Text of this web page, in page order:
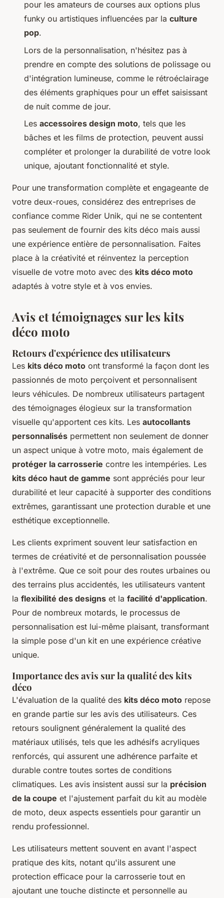
pour les amateurs de courses aux options plus
funky ou artistiques influencées par la culture
pop.
Lors de la personnalisation, n'hésitez pas à
prendre en compte des solutions de polissage ou
d'intégration lumineuse, comme le rétroéclairage
des éléments graphiques pour un effet saisissant
de nuit comme de jour.
Les accessoires design moto, tels que les
bâches et les films de protection, peuvent aussi
compléter et prolonger la durabilité de votre look
unique, ajoutant fonctionnalité et style.
Pour une transformation complète et engageante de
votre deux-roues, considérez des entreprises de
confiance comme Rider Unik, qui ne se contentent
pas seulement de fournir des kits déco mais aussi
une expérience entière de personnalisation. Faites
place à la créativité et réinventez la perception
visuelle de votre moto avec des kits déco moto
adaptés à votre style et à vos envies.
Avis et témoignages sur les kits
déco moto
Retours d'expérience des utilisateurs
Les kits déco moto ont transformé la façon dont les
passionnés de moto perçoivent et personnalisent
leurs véhicules. De nombreux utilisateurs partagent
des témoignages élogieux sur la transformation
visuelle qu'apportent ces kits. Les autocollants
personnalisés permettent non seulement de donner
un aspect unique à votre moto, mais également de
protéger la carrosserie contre les intempéries. Les
kits déco haut de gamme sont appréciés pour leur
durabilité et leur capacité à supporter des conditions
extrêmes, garantissant une protection durable et une
esthétique exceptionnelle.
Les clients expriment souvent leur satisfaction en
termes de créativité et de personnalisation poussée
à l'extrême. Que ce soit pour des routes urbaines ou
des terrains plus accidentés, les utilisateurs vantent
la flexibilité des designs et la facilité d'application.
Pour de nombreux motards, le processus de
personnalisation est lui-même plaisant, transformant
la simple pose d'un kit en une expérience créative
unique.
Importance des avis sur la qualité des kits
déco
L'évaluation de la qualité des kits déco moto repose
en grande partie sur les avis des utilisateurs. Ces
retours soulignent généralement la qualité des
matériaux utilisés, tels que les adhésifs acryliques
renforcés, qui assurent une adhérence parfaite et
durable contre toutes sortes de conditions
climatiques. Les avis insistent aussi sur la précision
de la coupe et l'ajustement parfait du kit au modèle
de moto, deux aspects essentiels pour garantir un
rendu professionnel.
Les utilisateurs mettent souvent en avant l'aspect
pratique des kits, notant qu'ils assurent une
protection efficace pour la carrosserie tout en
ajoutant une touche distincte et personnelle au